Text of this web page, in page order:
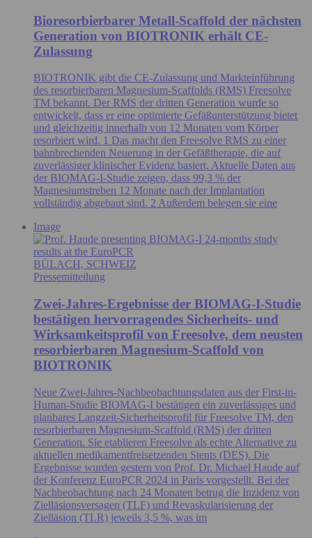
Bioresorbierbarer Metall-Scaffold der nächsten
Generation von BIOTRONIK erhält CE-
Zulassung
BIOTRONIK gibt die CE-Zulassung und Markteinführung
des resorbierbaren Magnesium-Scaffolds (RMS) Freesolve
TM bekannt. Der RMS der dritten Generation wurde so
entwickelt, dass er eine optimierte Gefäßunterstützung bietet
und gleichzeitig innerhalb von 12 Monaten vom Körper
resorbiert wird. 1 Das macht den Freesolve RMS zu einer
bahnbrechenden Neuerung in der Gefäßtherapie, die auf
zuverlässiger klinischer Evidenz basiert. Aktuelle Daten aus
der BIOMAG-I-Studie zeigen, dass 99,3 % der
Magnesiumstreben 12 Monate nach der Implantation
vollständig abgebaut sind. 2 Außerdem belegen sie eine
Image
BÜLACH, SCHWEIZ
Pressemitteilung
Zwei-Jahres-Ergebnisse der BIOMAG-I-Studie
bestätigen hervorragendes Sicherheits- und
Wirksamkeitsprofil von Freesolve, dem neusten
resorbierbaren Magnesium-Scaffold von
BIOTRONIK
Neue Zwei-Jahres-Nachbeobachtungsdaten aus der First-in-
Human-Studie BIOMAG-I bestätigen ein zuverlässiges und
planbares Langzeit-Sicherheitsprofil für Freesolve TM, den
resorbierbaren Magnesium-Scaffold (RMS) der dritten
Generation. Sie etablieren Freesolve als echte Alternative zu
aktuellen medikamentfreisetzenden Stents (DES). Die
Ergebnisse wurden gestern von Prof. Dr. Michael Haude auf
der Konferenz EuroPCR 2024 in Paris vorgestellt. Bei der
Nachbeobachtung nach 24 Monaten betrug die Inzidenz von
Zielläsionsversagen (TLF) und Revaskularisierung der
Zielläsion (TLR) jeweils 3,5 %, was im